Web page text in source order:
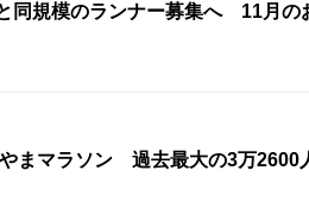
同規模のランナー募集へ 11月の
まマラソン 過去最大の3万